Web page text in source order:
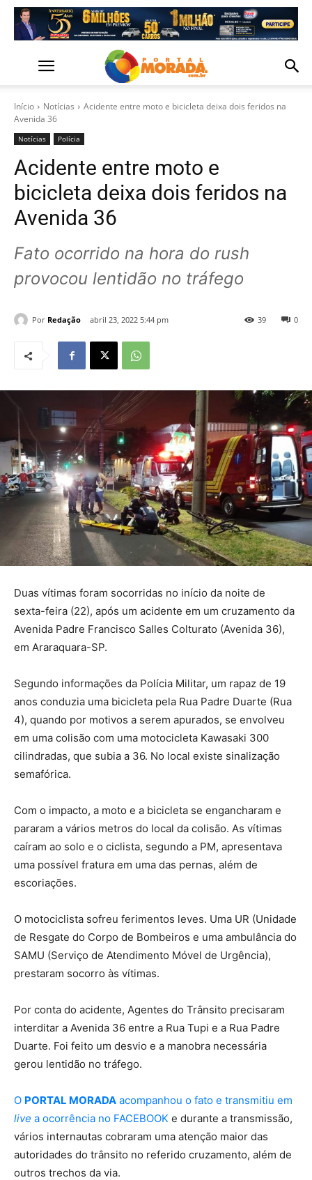
Início Notícias
Acidente entre moto e bicicleta deixa dois feridos na
Avenida 36
Notícias Polícia
Acidente entre moto e
bicicleta deixa dois feridos na
Avenida 36
Fato ocorrido na hora do rush
provocou lentidão no tráfego
Por Redação abril 23, 2022 5:44 pm 0
39
Duas vítimas foram socorridas no início da noite de
sexta-feira (22), após um acidente em um cruzamento da
Avenida Padre Francisco Salles Colturato (Avenida 36),
em Araraquara-SP.
Segundo informações da Polícia Militar, um rapaz de 19
anos conduzia uma bicicleta pela Rua Padre Duarte (Rua
4), quando por motivos a serem apurados, se envolveu
em uma colisão com uma motocicleta Kawasaki 300
cilindradas, que subia a 36. No local existe sinalização
semafórica.
Com o impacto, a moto e a bicicleta se engancharam e
pararam a vários metros do local da colisão. As vítimas
caíram ao solo e o ciclista, segundo a PM, apresentava
uma possível fratura em uma das pernas, além de
escoriações.
O motociclista sofreu ferimentos leves. Uma UR (Unidade
de Resgate do Corpo de Bombeiros e uma ambulância do
SAMU (Serviço de Atendimento Móvel de Urgência),
prestaram socorro às vítimas.
Por conta do acidente, Agentes do Trânsito precisaram
interditar a Avenida 36 entre a Rua Tupi e a Rua Padre
Duarte. Foi feito um desvio e a manobra necessária
gerou lentidão no tráfego.
O PORTAL MORADA acompanhou o fato e transmitiu em
live a ocorrência no FACEBOOK e durante a transmissão,
vários internautas cobraram uma atenção maior das
autoridades do trânsito no referido cruzamento, além de
outros trechos da via.